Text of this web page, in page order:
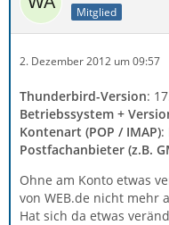
Mitglied
2. Dezember 2012 um 09:57
Thunderbird-Version:
Betriebssystem +
Kontenart (POP / IMAP):
Postfachanbieter (z.B.
Ohne am Konto etwas
von WEB.de nicht mehr
Hat sich da etwas